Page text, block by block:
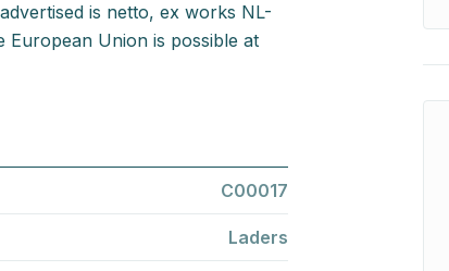
is netto, ex works NL-
European Union is possible at
C00017
Laders